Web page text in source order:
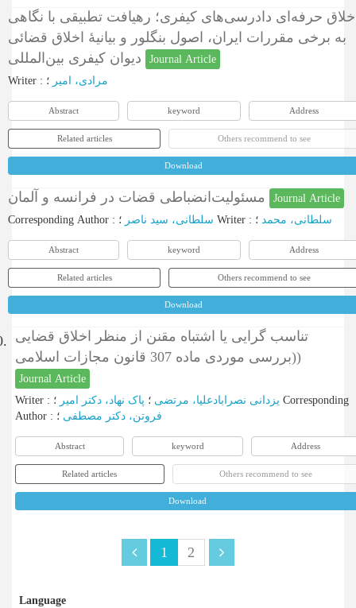
حرفه‌ای دادرسی‌های کیفری؛ رهیافت تطبیقی با نگاهی
به برخی مقررات ایران، اصول بنگلور و بیانیۀ اخلاق قضائی
Journal Article
Writer : مرادی، امیر ؛
Abstract keyword Address
Related articles Others recommend to see
Download
Journal Article
Corresponding Author : سلطانی، سید ناصر Writer : سلطانی، محمد ؛
Abstract keyword Address
Related articles Others recommend to see
Download
تناسب گرایی یا اشتباه مقنن از منظر اخلاق قضایی
(بررسی موردی ماده 307 قانون مجازات اسلامی)
Journal Article
Writer : یزدانی نصرابادعلیا، مرتضی ؛ پاک نهاد، دکتر امیر
Corresponding
Author : فروتن، دکتر مصطفی ؛
Abstract keyword Address
Related articles Others recommend to see
Download
1 2
Language